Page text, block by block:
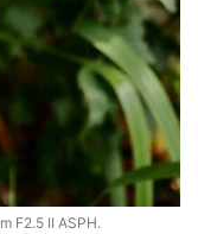
F2.5 II ASPH.